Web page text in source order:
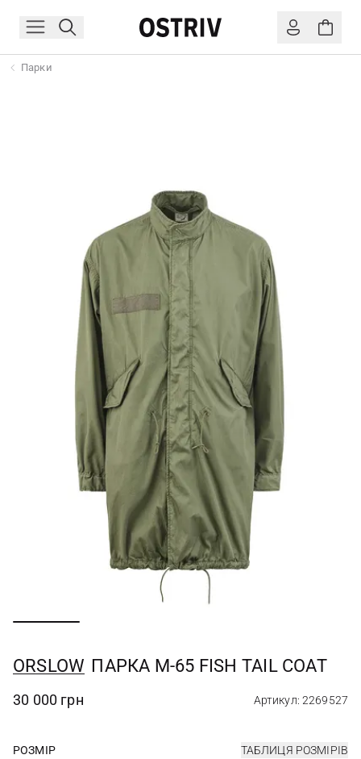
Парки
ORSLOW ПАРКА M-65 FISH TAIL COAT
30 000 грн Артикул: 2269527
РОЗМІР ТАБЛИЦЯ РОЗМІРІВ